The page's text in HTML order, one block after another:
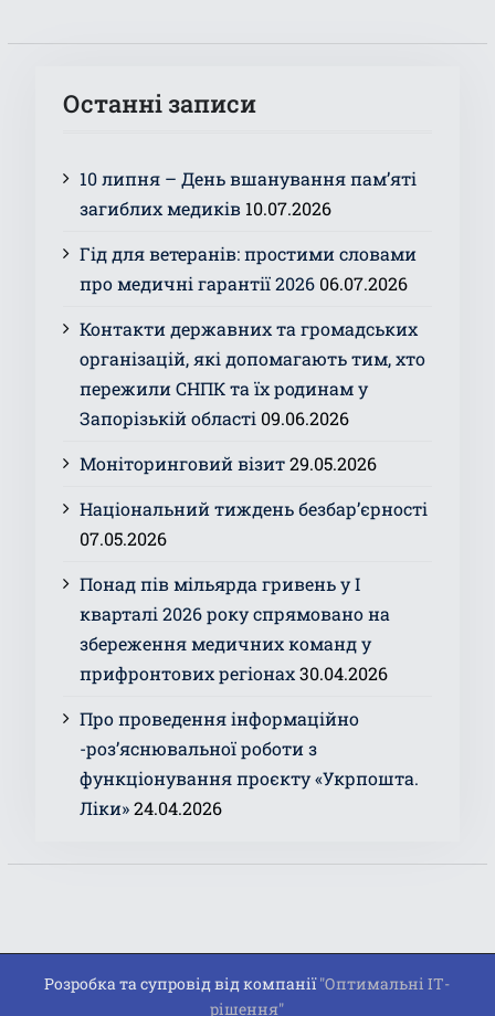
Останні записи
10 липня – День вшанування пам’яті
загиблих медиків 10.07.2026
Гід для ветеранів: простими словами
про медичні гарантії 2026 06.07.2026
Контакти державних та громадських
організацій, які допомагають тим, хто
пережили СНПК та їх родинам у
Запорізькій області 09.06.2026
Моніторинговий візит 29.05.2026
Національний тиждень безбар’єрності
07.05.2026
Понад пів мільярда гривень у І
кварталі 2026 року спрямовано на
збереження медичних команд у
прифронтових регіонах 30.04.2026
Про проведення інформаційно
-роз’яснювальної роботи з
функціонування проєкту «Укрпошта.
Ліки» 24.04.2026
Розробка та супровід від компанії"Оптимальні ІТ-
рішення"